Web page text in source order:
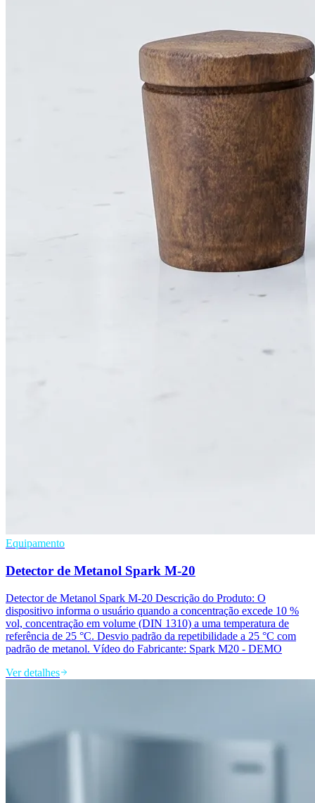
Equipamento
Detector de Metanol Spark M-20
Detector de Metanol Spark M-20 Descrição do Produto: O
dispositivo informa o usuário quando a concentração excede 10 %
vol, concentração em volume (DIN 1310) a uma temperatura de
referência de 25 °C. Desvio padrão da repetibilidade a 25 °C com
padrão de metanol. Vídeo do Fabricante: Spark M20 - DEMO
Ver detalhes